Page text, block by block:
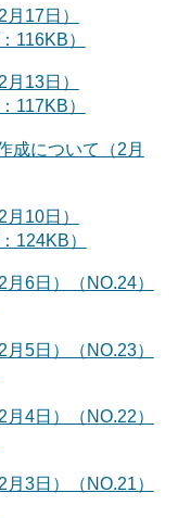
17日）
116KB）
13日）
117KB）
成について（2月
10日）
124KB）
6日）（NO.24）
5日）（NO.23）
4日）（NO.22）
3日）（NO.21）